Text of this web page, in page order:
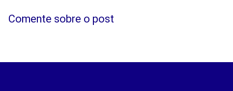
Comente sobre o post